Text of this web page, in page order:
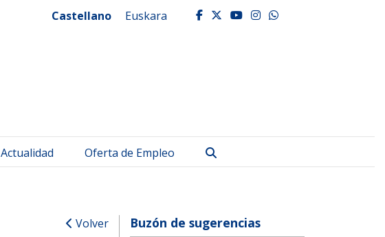
Castellano Euskara facebook
twitter
youtube
instagram
whatsapp
Actualidad Oferta de Empleo
Volver Buzón de sugerencias